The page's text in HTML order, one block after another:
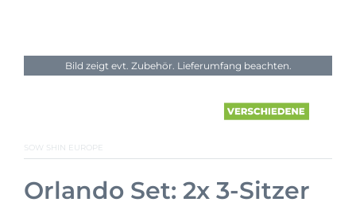
Bild zeigt evt. Zubehör. Lieferumfang beachten.
SOW SHIN EUROPE
Orlando Set: 2x 3-Sitzer